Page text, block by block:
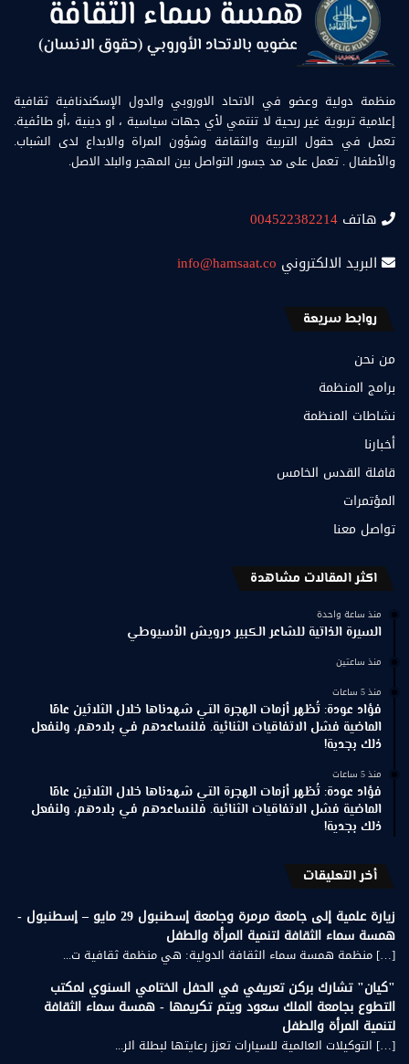
منظمة دولية وعضو في الاتحاد الاوروبي والدول الإسكندنافية ثقافية
إعلامية تربوية غير ربحية لا تنتمي لأي جهات سياسية ، او دينية ،أو طائفية.
تعمل في حقول التربية والثقافة وشؤون المراة والابداع لدى الشباب.
والأطفال . تعمل على مد جسور التواصل بين المهجر والبلد الاصل.
هاتف 004522382214
البريد الالكتروني info@hamsaat.co
روابط سريعة
من نحن
برامج المنظمة
نشاطات المنظمة
أخبارنا
قافلة القدس الخامس
المؤتمرات
تواصل معنا
اكثر المقالات مشاهدة
منذ ساعة واحدة
السيرة الذاتية للشاعر الكبير درويش الأسيوطي
منذ ساعتين
منذ 5 ساعات
فؤاد عودة: تُظهر أزمات الهجرة التي شهدناها خلال الثلاثين عامًا
الماضية فشل الاتفاقيات الثنائية. فلنساعدهم في بلادهم، ولنفعل
ذلك بجدية!
منذ 5 ساعات
فؤاد عودة: تُظهر أزمات الهجرة التي شهدناها خلال الثلاثين عامًا
الماضية فشل الاتفاقيات الثنائية. فلنساعدهم في بلادهم، ولنفعل
ذلك بجدية!
أخر التعليقات
زيارة علمية إلى جامعة مرمرة وجامعة إسطنبول 29 مايو – إسطنبول -
همسة سماء الثقافة لتنمية المرأة والطفل
[…] منظمة همسة سماء الثقافة الدولية: هي منظمة ثقافية ت...
"كيان" تشارك بركن تعريفي في الحفل الختامي السنوي لمكتب
التطوع بجامعة الملك سعود ويتم تكريمها - همسة سماء الثقافة
لتنمية المرأة والطفل
[…] التوكيلات العالمية للسيارات تعزز رعايتها لبطلة الر...